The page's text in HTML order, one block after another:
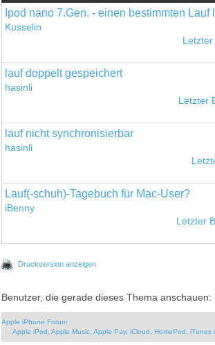
Ipod nano 7.Gen. - einen bestimmten Lauf
Kusselin
Letzter
lauf doppelt gespeichert
hasinli
Letzter
lauf nicht synchronisierbar
hasinli
Lauf(-schuh)-Tagebuch für Mac-User?
iBenny
Letzter
Druckversion anzeigen
Benutzer, die gerade dieses Thema anschauen:
Apple iPhone Forum
Apple iPod, Apple Music, Apple Pay, iCloud, HomePod, iTunes